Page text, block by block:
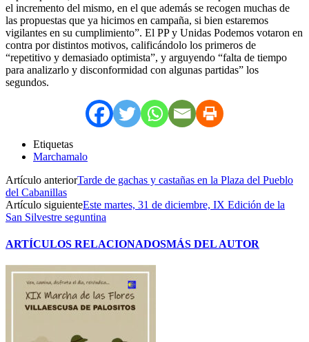
el incremento del mismo, en el que además se recogen muchas de
las propuestas que ya hicimos en campaña, si bien estaremos
vigilantes en su cumplimiento”. El PP y Unidas Podemos votaron en
contra por distintos motivos, calificándolo los primeros de
“repetitivo y demasiado optimista”, y arguyendo “falta de tiempo
para analizarlo y disconformidad con algunas partidas” los
segundos.
Etiquetas
Marchamalo
Artículo anteriorTarde de gachas y castañas en la Plaza del Pueblo
del Cabanillas
Artículo siguienteEste martes, 31 de diciembre, IX Edición de la
San Silvestre seguntina
ARTÍCULOS RELACIONADOSMÁS DEL AUTOR